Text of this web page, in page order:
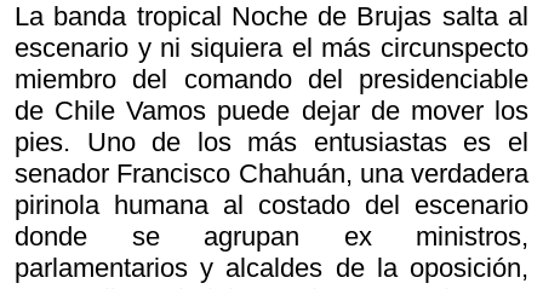
La banda tropical Noche de Brujas salta al
escenario y ni siquiera el más circunspecto
miembro del comando del presidenciable
de Chile Vamos puede dejar de mover los
pies. Uno de los más entusiastas es el
senador Francisco Chahuán, una verdadera
pirinola humana al costado del escenario
donde se agrupan ex ministros,
parlamentarios y alcaldes de la oposición,